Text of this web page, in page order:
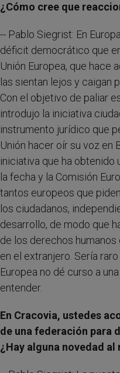
¿Cómo cree que
-- Pablo Siegrist: En
déficit democrático que
Unión Europea, que hace
las sientan lejos y caigan
Con el objetivo de paliar
introdujo la iniciativa
instrumento jurídico que
Unión hacer oír su voz en
iniciativa que ha obtenido
la fecha y la Comisión
tantos europeos que
los ciudadanos,
desarrollo, de modo que
de los derechos humanos
en el extranjero. Sería
Europea no dé curso a
entender.
En Cracovia, ustedes
de una federación para
¿Hay alguna novedad al